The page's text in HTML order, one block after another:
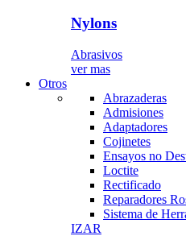
Nylons
Abrasivos
ver mas
Otros
Abrazaderas
Admisiones
Adaptadores
Cojinetes
Ensayos no
Loctite
Rectificado
Reparadores
Sistema de
IZAR